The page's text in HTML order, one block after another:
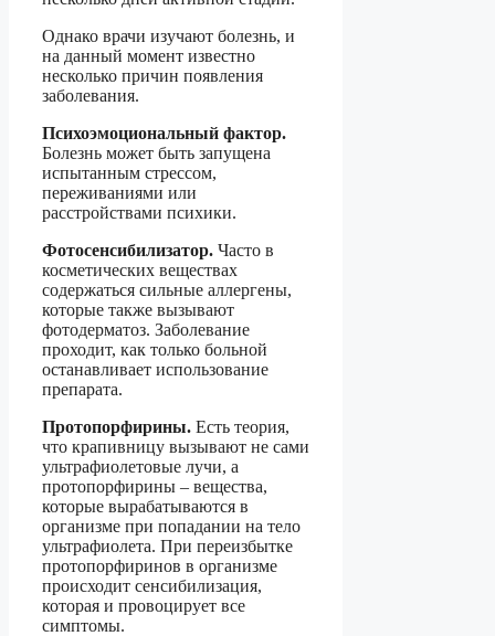
Однако врачи изучают болезнь, и
на данный момент известно
несколько причин появления
заболевания.
Психоэмоциональный фактор.
Болезнь может быть запущена
испытанным стрессом,
переживаниями или
расстройствами психики.
Фотосенсибилизатор. Часто в
косметических веществах
содержаться сильные аллергены,
которые также вызывают
фотодерматоз. Заболевание
проходит, как только больной
останавливает использование
препарата.
Протопорфирины. Есть теория,
что крапивницу вызывают не сами
ультрафиолетовые лучи, а
протопорфирины – вещества,
которые вырабатываются в
организме при попадании на тело
ультрафиолета. При переизбытке
протопорфиринов в организме
происходит сенсибилизация,
которая и провоцирует все
симптомы.